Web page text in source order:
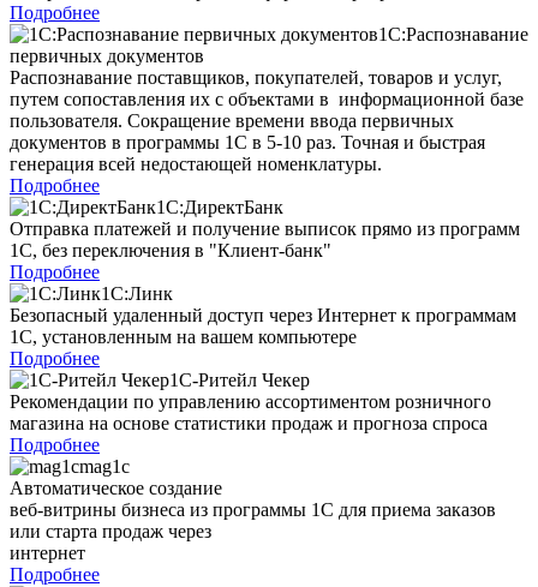
Подробнее
1С:Распознавание
первичных документов
Распознавание поставщиков, покупателей, товаров и услуг,
путем сопоставления их с объектами в информационной базе
пользователя. Сокращение времени ввода первичных
документов в программы 1С в 5-10 раз. Точная и быстрая
генерация всей недостающей номенклатуры.
Подробнее
1С:ДиректБанк
Отправка платежей и получение выписок прямо из программ
1С, без переключения в "Клиент-банк"
Подробнее
1С:Линк
Безопасный удаленный доступ через Интернет к программам
1С, установленным на вашем компьютере
Подробнее
1C-Ритейл Чекер
Рекомендации по управлению ассортиментом розничного
магазина на основе статистики продаж и прогноза спроса
Подробнее
mag1c
Автоматическое создание
веб-витрины бизнеса из программы 1С для приема заказов
или старта продаж через
интернет
Подробнее